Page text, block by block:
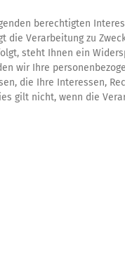
berechtigten
Verarbeitung zu
steht Ihnen ein
wir Ihre
die Ihre Interessen,
gilt nicht, wenn die